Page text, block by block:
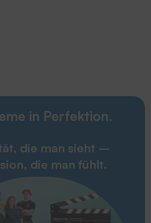
in Perfektion.
die man sieht –
die man fühlt.